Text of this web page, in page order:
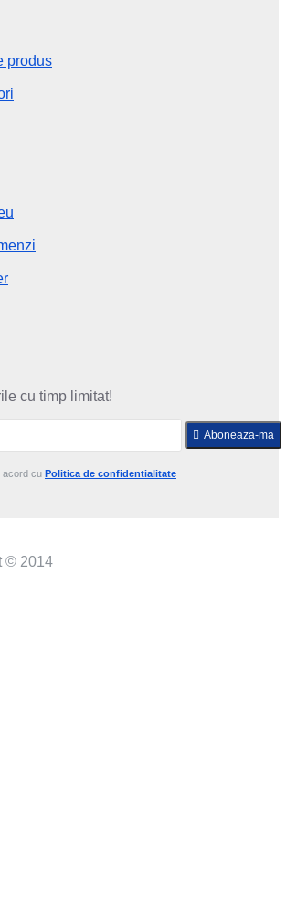
produs
cu timp limitat!
Aboneaza-ma
acord cu Politica de confidentialitate
© 2014